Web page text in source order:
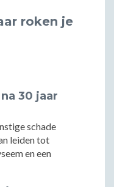
roken je
30 jaar
schade
leiden tot
en een